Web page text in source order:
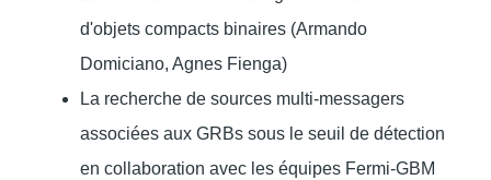
d'objets compacts binaires (Armando
Domiciano, Agnes Fienga)
La recherche de sources multi-messagers
associées aux GRBs sous le seuil de détection
en collaboration avec les équipes Fermi-GBM